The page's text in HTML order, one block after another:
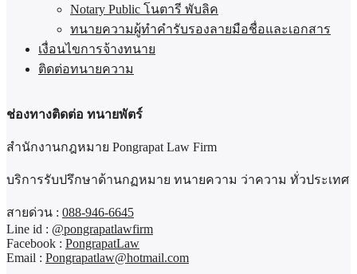
Notary Public โนตารี พับลิค
ทนายความผู้ทำคำรับรองลายมือชื่อและเอกสาร
เงื่อนไขการจ้างทนาย
ติดต่อทนายความ
ช่องทางติดต่อ ทนายพัตร์
สำนักงานกฎหมาย Pongrapat Law Firm
บริการรับปรึกษาด้านกฏหมาย ทนายความ ว่าความ ทั่วประเทศ
สายด่วน : 088-946-6645
Line id : @pongrapatlawfirm
Facebook : PongrapatLaw
Email : Pongrapatlaw@hotmail.com